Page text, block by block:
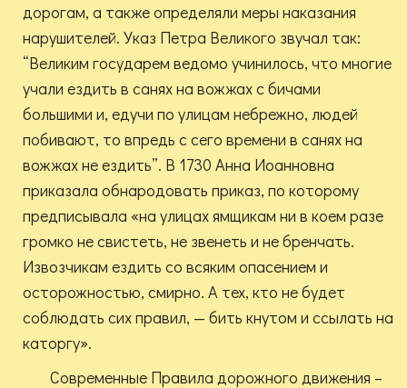
дорогам, а также определяли меры наказания
нарушителей. Указ Петра Великого звучал так:
“Великим государем ведомо учинилось, что многие
учали ездить в санях на вожжах с бичами
большими и, едучи по улицам небрежно, людей
побивают, то впредь с сего времени в санях на
вожжах не ездить”. В 1730 Анна Иоанновна
приказала обнародовать приказ, по которому
предписывала «на улицах ямщикам ни в коем разе
громко не свистеть, не звенеть и не бренчать.
Извозчикам ездить со всяким опасением и
осторожностью, смирно. А тех, кто не будет
соблюдать сих правил, — бить кнутом и ссылать на
каторгу».
Современные Правила дорожного движения –